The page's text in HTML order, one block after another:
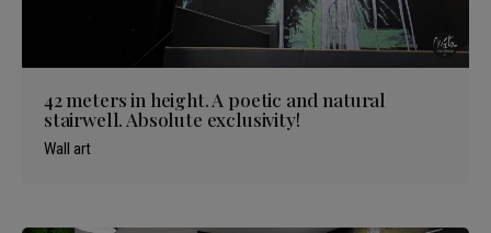
42 meters in height. A poetic and natural
stairwell. Absolute exclusivity!
Wall art